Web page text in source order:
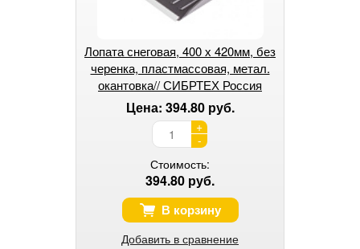
Лопата снеговая, 400 х 420мм, без
черенка, пластмассовая, метал.
окантовка// СИБРТЕХ Россия
Цена: 394.80 руб.
+
-
Стоимость:
394.80 руб.
В корзину
Добавить в сравнение